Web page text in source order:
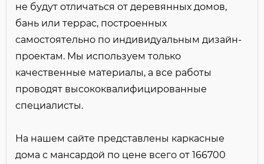
Опции:
Балкон
Баня/сауна
Барбекю
Бассейн / Купель
Второй свет
Домашний кинотеатр
Застеклённая веранда
Зимний сад/Оранжерея
не будут отличаться от деревянных домов,
бань или террас, построенных
самостоятельно по индивидуальным дизайн-
проектам. Мы используем только
качественные материалы, а все работы
проводят высококвалифицированные
специалисты.
На нашем сайте представлены каркасные
дома с мансардой по цене всего от 166700